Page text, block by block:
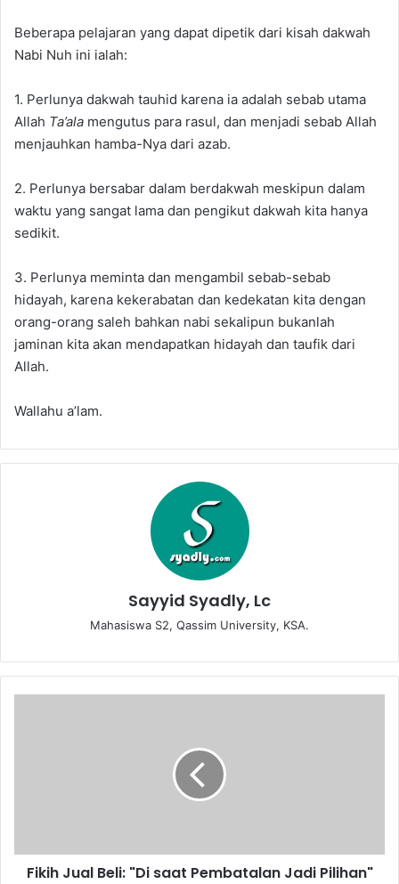
Beberapa pelajaran yang dapat dipetik dari kisah dakwah
Nabi Nuh ini ialah:
1. Perlunya dakwah tauhid karena ia adalah sebab utama
Allah Ta’ala mengutus para rasul, dan menjadi sebab Allah
menjauhkan hamba-Nya dari azab.
2. Perlunya bersabar dalam berdakwah meskipun dalam
waktu yang sangat lama dan pengikut dakwah kita hanya
sedikit.
3. Perlunya meminta dan mengambil sebab-sebab
hidayah, karena kekerabatan dan kedekatan kita dengan
orang-orang saleh bahkan nabi sekalipun bukanlah
jaminan kita akan mendapatkan hidayah dan taufik dari
Allah.
Wallahu a’lam.
Sayyid Syadly, Lc
Mahasiswa S2, Qassim University, KSA.
Fikih Jual Beli: "Di saat Pembatalan Jadi Pilihan"